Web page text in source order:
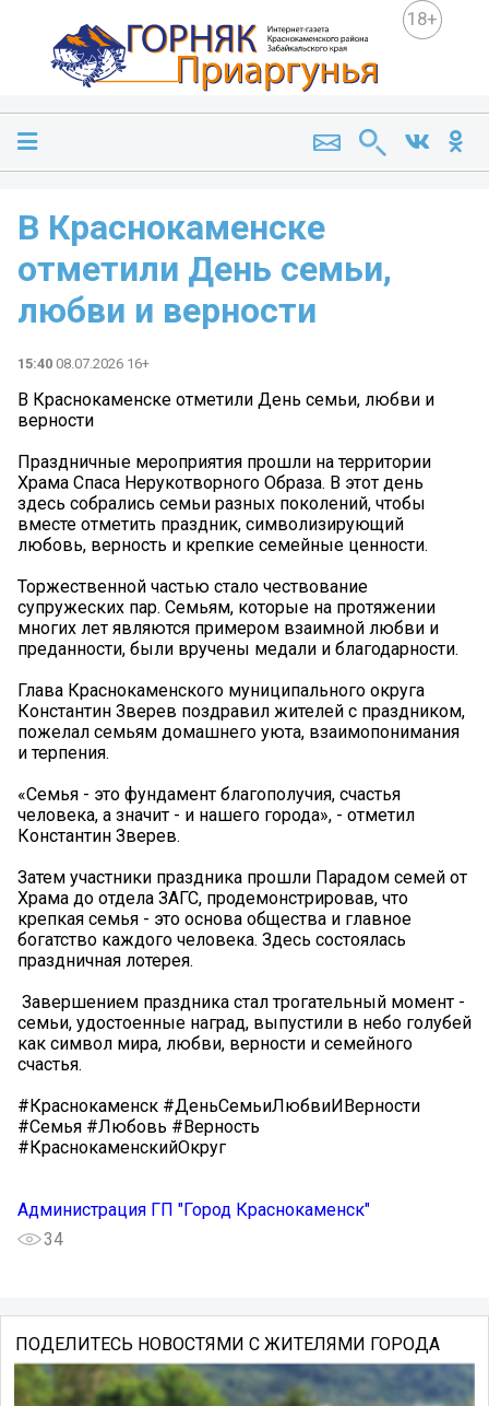
18+
В Краснокаменске
отметили День семьи,
любви и верности
15:40 08.07.2026 16+
В Краснокаменске отметили День семьи, любви и
верности
Праздничные мероприятия прошли на территории
Храма Спаса Нерукотворного Образа. В этот день
здесь собрались семьи разных поколений, чтобы
вместе отметить праздник, символизирующий
любовь, верность и крепкие семейные ценности.
Торжественной частью стало чествование
супружеских пар. Семьям, которые на протяжении
многих лет являются примером взаимной любви и
преданности, были вручены медали и благодарности.
Глава Краснокаменского муниципального округа
Константин Зверев поздравил жителей с праздником,
пожелал семьям домашнего уюта, взаимопонимания
и терпения.
«Семья - это фундамент благополучия, счастья
человека, а значит - и нашего города», - отметил
Константин Зверев.
Затем участники праздника прошли Парадом семей от
Храма до отдела ЗАГС, продемонстрировав, что
крепкая семья - это основа общества и главное
богатство каждого человека. Здесь состоялась
праздничная лотерея.
️ Завершением праздника стал трогательный момент -
семьи, удостоенные наград, выпустили в небо голубей
как символ мира, любви, верности и семейного
счастья.
#Краснокаменск #ДеньСемьиЛюбвиИВерности
#Семья #Любовь #Верность
#КраснокаменскийОкруг
Администрация ГП "Город Краснокаменск"
34
ПОДЕЛИТЕСЬ НОВОСТЯМИ С ЖИТЕЛЯМИ ГОРОДА